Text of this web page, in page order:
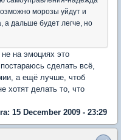
морозы уйдут и
а дальше будет легче, но
на эмоциях это
сделать всё,
а ещё лучше, чтоб
хотят делать то, что
15 December 2009 - 23:29